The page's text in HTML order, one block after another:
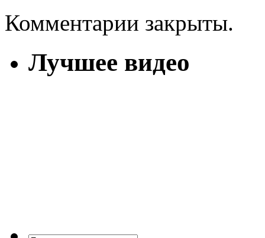
Комментарии закрыты.
Лучшее видео